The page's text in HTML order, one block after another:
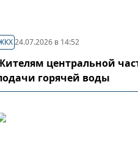
24.07.2026 в 14:52
центральной
горячей воды